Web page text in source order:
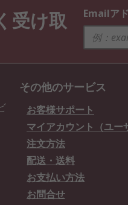
受け取
Emailア
その他のサービス
お客様サポート
マイアカウント（ユー
注文方法
配送・送料
お支払い方法
お問合せ